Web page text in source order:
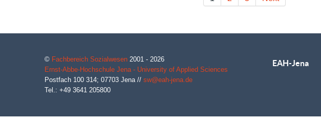
© Fachbereich Sozialwesen 2001 - 2026
Ernst-Abbe-Hochschule Jena - University of Applied Sciences
Postfach 100 314; 07703 Jena // sw@eah-jena.de
Tel.: +49 3641 205800
EAH-Jena